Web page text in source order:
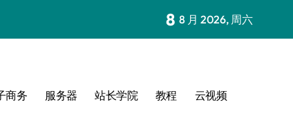
8 8 月 2026, 周六
商务 服务器 站长学院 教程 云视频